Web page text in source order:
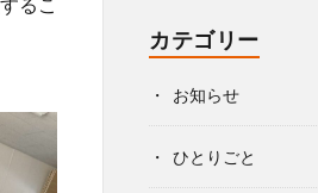
カテゴリー
お知らせ
ひとりごと